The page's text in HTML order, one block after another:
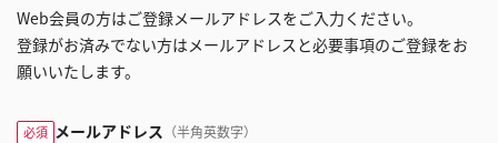
Web会員の方はご登録メールアドレスをご入力ください。
登録がお済みでない方はメールアドレスと必要事項のご登録をお
願いいたします。
必須 メールアドレス （半角英数字）